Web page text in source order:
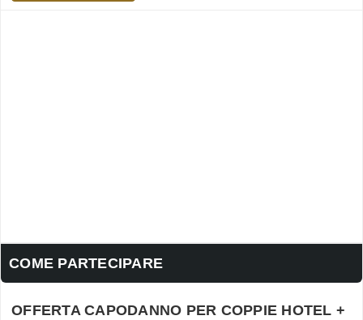
COME PARTECIPARE
OFFERTA CAPODANNO PER COPPIE HOTEL +